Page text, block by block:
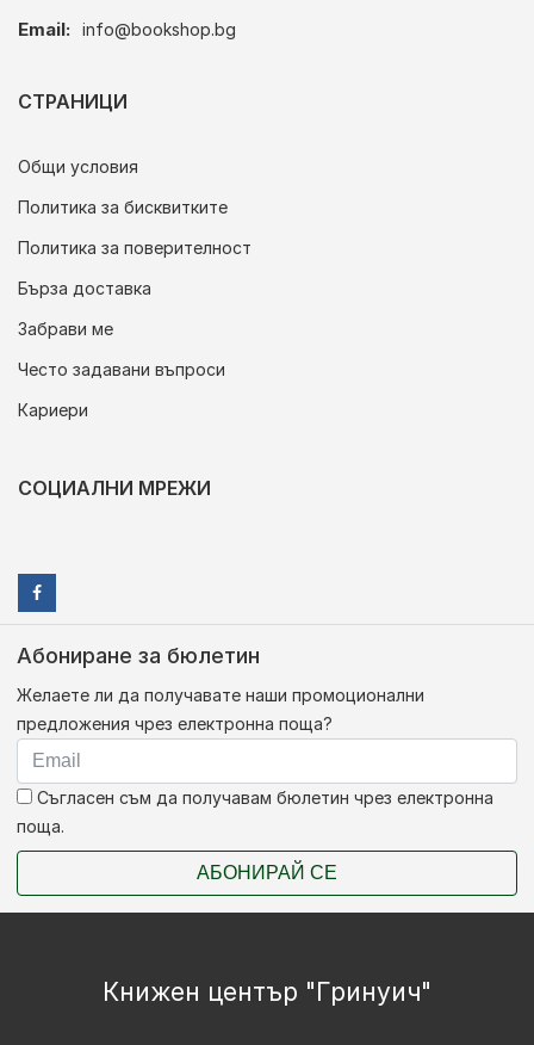
Email: info@bookshop.bg
СТРАНИЦИ
Общи условия
Политика за бисквитките
Политика за поверителност
Бърза доставка
Забрави ме
Често задавани въпроси
Кариери
СОЦИАЛНИ МРЕЖИ
Абониране за бюлетин
Желаете ли да получавате наши промоционални
предложения чрез електронна поща?
Съгласен съм да получавам бюлетин чрез електронна
поща.
АБОНИРАЙ СЕ
Книжен център "Гринуич"